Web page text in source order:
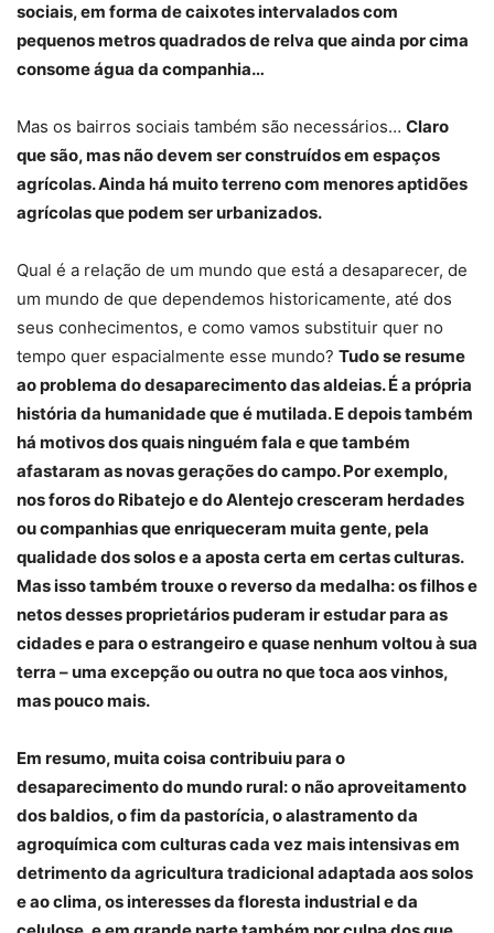
sociais, em forma de caixotes intervalados com
pequenos metros quadrados de relva que ainda por cima
consome água da companhia…
Mas os bairros sociais também são necessários… Claro
que são, mas não devem ser construídos em espaços
agrícolas. Ainda há muito terreno com menores aptidões
agrícolas que podem ser urbanizados.
Qual é a relação de um mundo que está a desaparecer, de
um mundo de que dependemos historicamente, até dos
seus conhecimentos, e como vamos substituir quer no
tempo quer espacialmente esse mundo? Tudo se resume
ao problema do desaparecimento das aldeias. É a própria
história da humanidade que é mutilada. E depois também
há motivos dos quais ninguém fala e que também
afastaram as novas gerações do campo. Por exemplo,
nos foros do Ribatejo e do Alentejo cresceram herdades
ou companhias que enriqueceram muita gente, pela
qualidade dos solos e a aposta certa em certas culturas.
Mas isso também trouxe o reverso da medalha: os filhos e
netos desses proprietários puderam ir estudar para as
cidades e para o estrangeiro e quase nenhum voltou à sua
terra – uma excepção ou outra no que toca aos vinhos,
mas pouco mais.
Em resumo, muita coisa contribuiu para o
desaparecimento do mundo rural: o não aproveitamento
dos baldios, o fim da pastorícia, o alastramento da
agroquímica com culturas cada vez mais intensivas em
detrimento da agricultura tradicional adaptada aos solos
e ao clima, os interesses da floresta industrial e da